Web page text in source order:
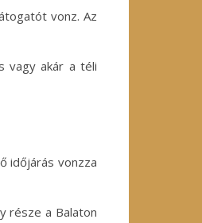
vonz. Az
vagy akár a téli
időjárás vonzza
része a Balaton